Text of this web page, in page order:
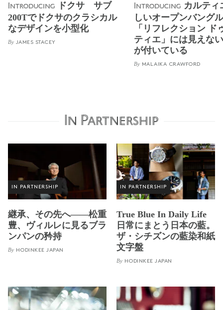
Introducing
ドクサ サブ
200Tでドクサのクラシカル
なデザインを小型化
By JAMES STACEY
Introducing カルティ
しいオープンバング
「リフレクション ド
ティエ」には見えな
が付いている
By MALAIKA CRAWFORD
In Partnership
IN PARTNERSHIP
継承、その先へ——松重
豊、ヴィルレに見るブラ
ンパンの矜持
By HODINKEE JAPAN
IN PARTNERSHIP
True Blue In Daily Life
日常にまとう日本の藍。
ザ・シチズンの藍染和紙
文字盤
By HODINKEE JAPAN